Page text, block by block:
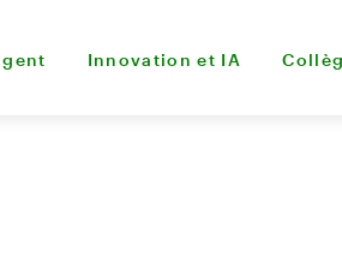
Innovation et IA